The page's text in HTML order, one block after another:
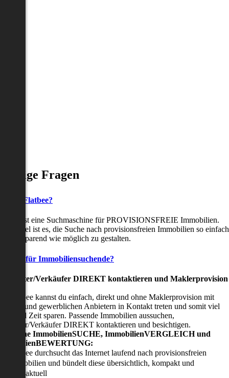
Fragen
ist Flatbee?
ist eine Suchmaschine für PROVISIONSFREIE Immobilien.
Ziel ist es, die Suche nach provisionsfreien Immobilien so einfach
zeitsparend wie möglich zu gestalten.
für Immobiliensuchende?
Verkäufer DIREKT kontaktieren und Maklerprovision
Flatbee kannst du einfach, direkt und ohne Maklerprovision mit
und gewerblichen Anbietern in Kontakt treten und somit viel
und Zeit sparen. Passende Immobilien aussuchen,
Verkäufer DIREKT kontaktieren und besichtigen.
in-one ImmobilienSUCHE, ImmobilienVERGLEICH und
Flatbee durchsucht das Internet laufend nach provisionsfreien
Immobilien und bündelt diese übersichtlich, kompakt und
tagesaktuell